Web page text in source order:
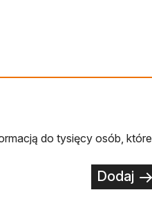
do tysięcy osób, które
Dodaj